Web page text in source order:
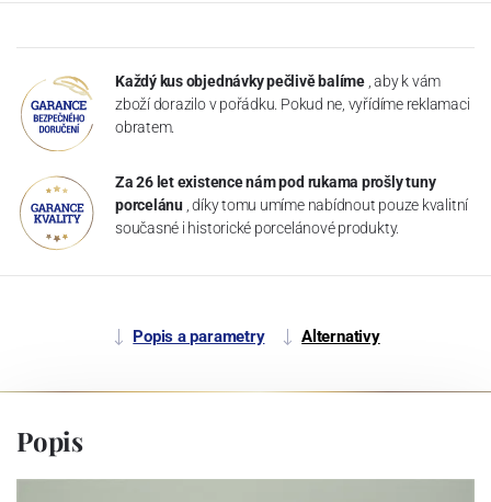
Každý kus objednávky pečlivě balíme , aby k vám
zboží dorazilo v pořádku. Pokud ne, vyřídíme reklamaci
obratem.
Za 26 let existence nám pod rukama prošly tuny
porcelánu , díky tomu umíme nabídnout pouze kvalitní
současné i historické porcelánové produkty.
Popis a parametry Alternativy
Popis